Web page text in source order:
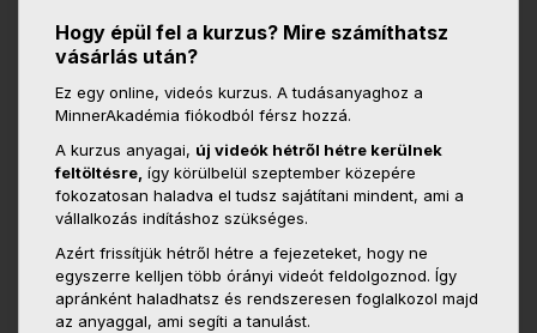
Hogy épül fel a kurzus? Mire számíthatsz
vásárlás után?
Ez egy online, videós kurzus. A tudásanyaghoz a
MinnerAkadémia fiókodból férsz hozzá.
A kurzus anyagai, új videók hétről hétre kerülnek
feltöltésre, így körülbelül szeptember közepére
fokozatosan haladva el tudsz sajátítani mindent, ami a
vállalkozás indításhoz szükséges.
Azért frissítjük hétről hétre a fejezeteket, hogy ne
egyszerre kelljen több órányi videót feldolgoznod. Így
apránként haladhatsz és rendszeresen foglalkozol majd
az anyaggal, ami segíti a tanulást.